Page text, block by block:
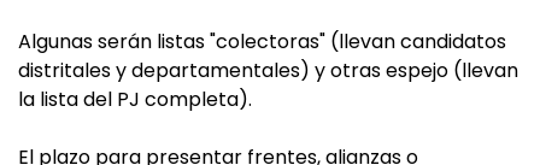
Algunas serán listas "colectoras" (llevan candidatos
distritales y departamentales) y otras espejo (llevan
la lista del PJ completa).
El plazo para presentar frentes, alianzas o